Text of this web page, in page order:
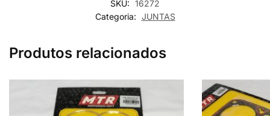
SKU: 16272
Categoria: JUNTAS
Produtos relacionados